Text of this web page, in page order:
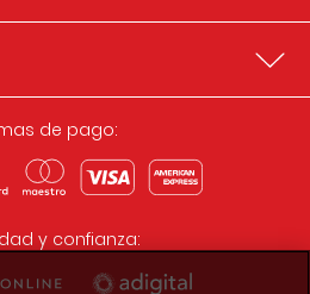
de pago:
y confianza: